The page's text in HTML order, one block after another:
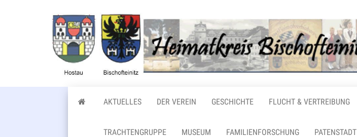
AKTUELLES DER VEREIN GESCHICHTE FLUCHT & VERTREIBUNG
TRACHTENGRUPPE MUSEUM FAMILIENFORSCHUNG PATENSTADT